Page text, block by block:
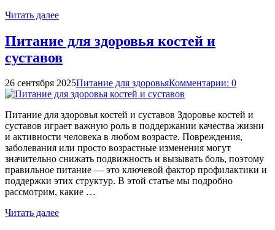
Читать далее
Питание для здоровья костей и
суставов
26 сентября 2025Питание для здоровьяКомментарии: 0
Питание для здоровья костей и суставов Здоровье костей и
суставов играет важную роль в поддержании качества жизни
и активности человека в любом возрасте. Повреждения,
заболевания или просто возрастные изменения могут
значительно снижать подвижность и вызывать боль, поэтому
правильное питание — это ключевой фактор профилактики и
поддержки этих структур. В этой статье мы подробно
рассмотрим, какие …
Читать далее